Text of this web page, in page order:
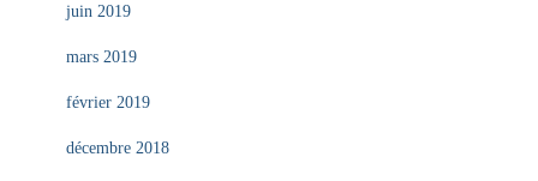
juin 2019
mars 2019
février 2019
décembre 2018